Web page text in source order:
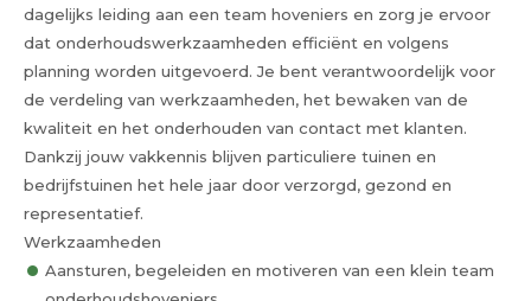
dagelijks leiding aan een team hoveniers en zorg je ervoor
dat onderhoudswerkzaamheden efficiënt en volgens
planning worden uitgevoerd. Je bent verantwoordelijk voor
de verdeling van werkzaamheden, het bewaken van de
kwaliteit en het onderhouden van contact met klanten.
Dankzij jouw vakkennis blijven particuliere tuinen en
bedrijfstuinen het hele jaar door verzorgd, gezond en
representatief.
Werkzaamheden
Aansturen, begeleiden en motiveren van een klein team